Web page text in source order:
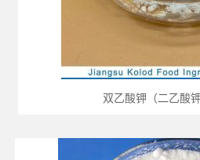
双乙酸钾（二乙酸